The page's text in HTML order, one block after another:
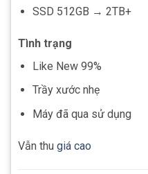
SSD 512GB → 2TB+
Tình trạng
Like New 99%
Trầy xước nhẹ
Máy đã qua sử dụng
Vẫn thu giá cao